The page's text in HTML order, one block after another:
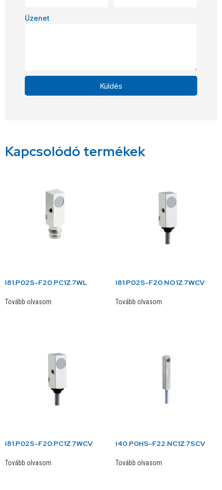
Üzenet
Küldés
Kapcsolódó termékek
I81.P02S-F20.PC1Z.7WL
Tovább olvasom
I81.P02S-F20.NO1Z.7WCV
Tovább olvasom
I81.P02S-F20.PC1Z.7WCV
Tovább olvasom
I40.P0HS-F22.NC1Z.7SCV
Tovább olvasom